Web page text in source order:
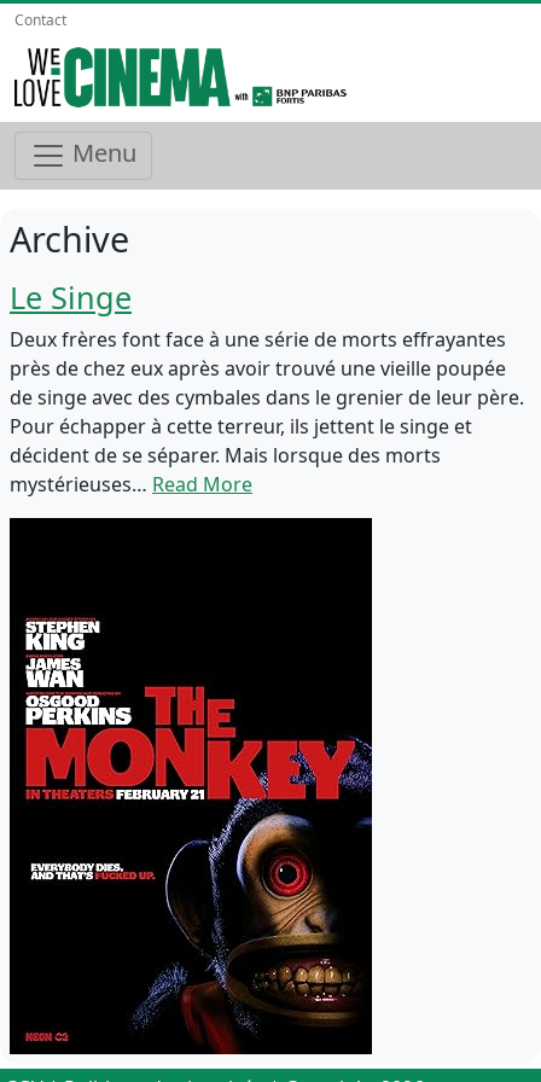
Contact
Menu
Archive
Le Singe
Deux frères font face à une série de morts effrayantes
près de chez eux après avoir trouvé une vieille poupée
de singe avec des cymbales dans le grenier de leur père.
Pour échapper à cette terreur, ils jettent le singe et
décident de se séparer. Mais lorsque des morts
mystérieuses… Read More